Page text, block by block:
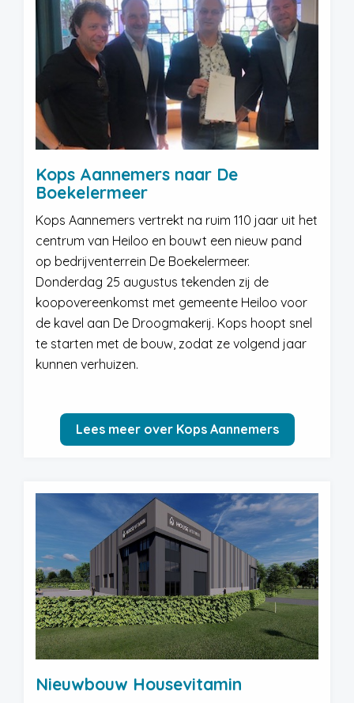
Kops Aannemers naar De
Boekelermeer
Kops Aannemers vertrekt na ruim 110 jaar uit het
centrum van Heiloo en bouwt een nieuw pand
op bedrijventerrein De Boekelermeer.
Donderdag 25 augustus tekenden zij de
koopovereenkomst met gemeente Heiloo voor
de kavel aan De Droogmakerij. Kops hoopt snel
te starten met de bouw, zodat ze volgend jaar
kunnen verhuizen.
Lees meer over Kops Aannemers
Nieuwbouw Housevitamin